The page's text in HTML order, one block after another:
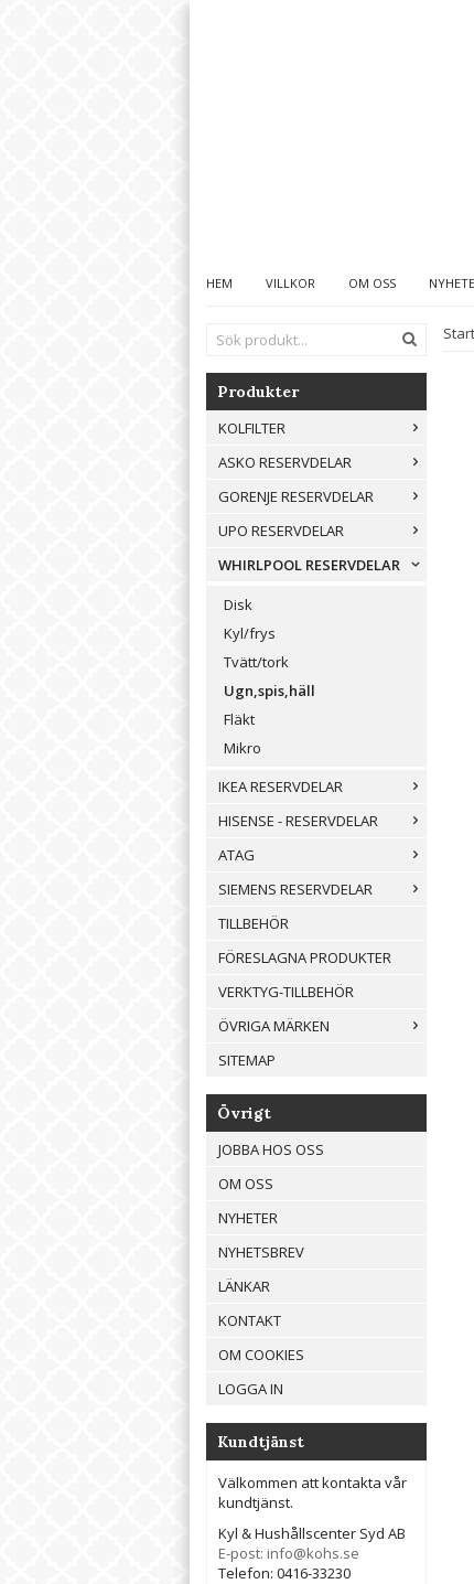
HEM VILLKOR OM OSS
Produkter
KOLFILTER
ASKO RESERVDELAR
GORENJE RESERVDELAR
UPO RESERVDELAR
WHIRLPOOL RESERVDELAR
Disk
Kyl/frys
Tvätt/tork
Ugn,spis,häll
Fläkt
Mikro
IKEA RESERVDELAR
HISENSE - RESERVDELAR
ATAG
SIEMENS RESERVDELAR
TILLBEHÖR
FÖRESLAGNA PRODUKTER
VERKTYG-TILLBEHÖR
ÖVRIGA MÄRKEN
SITEMAP
Övrigt
JOBBA HOS OSS
OM OSS
NYHETER
NYHETSBREV
LÄNKAR
KONTAKT
OM COOKIES
LOGGA IN
Kundtjänst
Välkommen att kontakta vår
kundtjänst.
Kyl & Hushållscenter Syd AB
E-post: info@kohs.se
Telefon: 0416-33230